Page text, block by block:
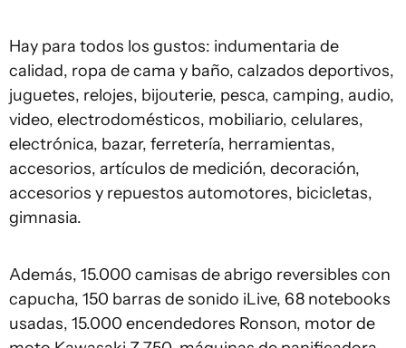
Hay para todos los gustos: indumentaria de
calidad, ropa de cama y baño, calzados deportivos,
juguetes, relojes, bijouterie, pesca, camping, audio,
video, electrodomésticos, mobiliario, celulares,
electrónica, bazar, ferretería, herramientas,
accesorios, artículos de medición, decoración,
accesorios y repuestos automotores, bicicletas,
gimnasia.
Además, 15.000 camisas de abrigo reversibles con
capucha, 150 barras de sonido iLive, 68 notebooks
usadas, 15.000 encendedores Ronson, motor de